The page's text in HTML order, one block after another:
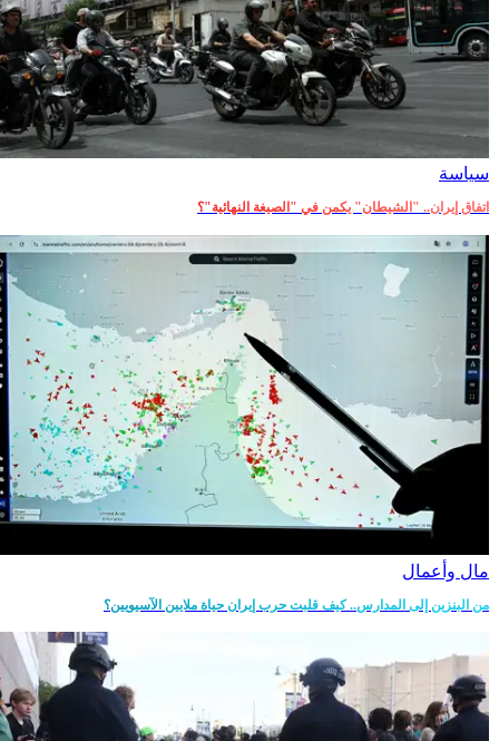
سياسة
اتفاق إيران.. "الشيطان" يكمن في "الصيغة النهائية"؟
مال وأعمال
من البنزين إلى المدارس.. كيف قلبت حرب إيران حياة ملايين الآسيويين؟